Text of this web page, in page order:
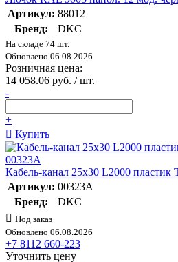
Артикул: 88012
Бренд:
DKC
На складе 74 шт.
Обновлено 06.08.2026
Розничная цена:
14 058.06 руб. / шт.
-
+
Купить
Кабель-канал 25х30 L2000
Артикул: 00323A
Бренд:
DKC
Под заказ
Обновлено 06.08.2026
+7 8112 660-223
Уточнить цену